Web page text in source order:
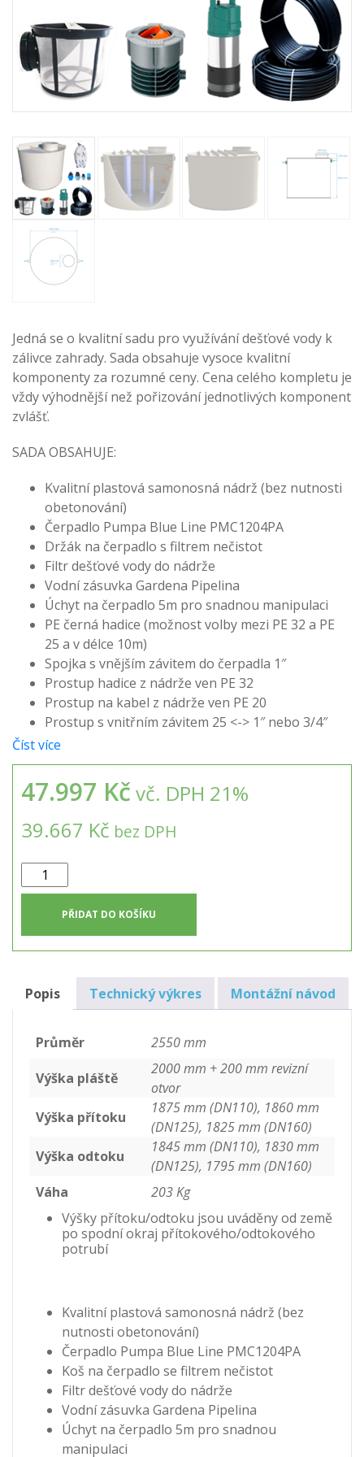
Jedná se o kvalitní sadu pro využívání dešťové vody k
zálivce zahrady. Sada obsahuje vysoce kvalitní
komponenty za rozumné ceny. Cena celého kompletu je
vždy výhodnější než pořizování jednotlivých komponent
zvlášť.
SADA OBSAHUJE:
Kvalitní plastová samonosná nádrž (bez nutnosti
obetonování)
Čerpadlo Pumpa Blue Line PMC1204PA
Držák na čerpadlo s filtrem nečistot
Filtr dešťové vody do nádrže
Vodní zásuvka Gardena Pipelina
Úchyt na čerpadlo 5m pro snadnou manipulaci
PE černá hadice (možnost volby mezi PE 32 a PE
25 a v délce 10m)
Spojka s vnějším závitem do čerpadla 1″
Prostup hadice z nádrže ven PE 32
Prostup na kabel z nádrže ven PE 20
Prostup s vnitřním závitem 25 <-> 1″ nebo 3/4″
Číst více
47.997 Kč vč. DPH 21%
39.667 Kč bez DPH
10m3
nádrž
samonosná
+
na
množství
PŘIDAT DO KOŠÍKU
Popis Technický výkres Montážní návod
Průměr
2550 mm
Výška pláště
2000 mm + 200 mm revizní
otvor
Výška přítoku
1875 mm (DN110), 1860 mm
(DN125), 1825 mm (DN160)
Výška odtoku
1845 mm (DN110), 1830 mm
(DN125), 1795 mm (DN160)
Váha
203 Kg
Výšky přítoku/odtoku jsou uváděny od země
po spodní okraj přítokového/odtokového
potrubí
Kvalitní plastová samonosná nádrž (bez
nutnosti obetonování)
Čerpadlo Pumpa Blue Line PMC1204PA
Koš na čerpadlo se filtrem nečistot
Filtr dešťové vody do nádrže
Vodní zásuvka Gardena Pipelina
Úchyt na čerpadlo 5m pro snadnou
manipulaci